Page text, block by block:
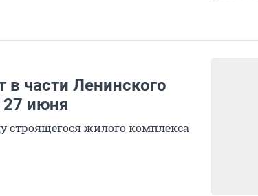
части Ленинского
27 июня
строящегося жилого комплекса